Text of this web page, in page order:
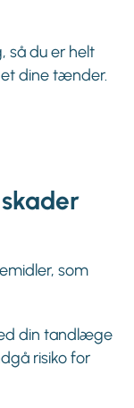
så du er helt
dine tænder.
som
din tandlæge
risiko for